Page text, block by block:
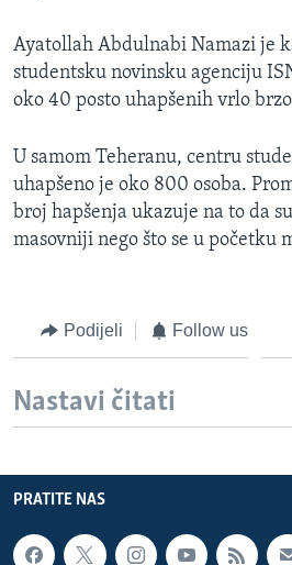
IZBJEGLIČKA STRANA
MAGAZIN
Learning English
PRATITE NAS
Jezici
Ayatollah Abdulnabi Namazi je
studentsku novinsku agenciju
oko 40 posto uhapšenih vrlo
U samom Teheranu, centru
uhapšeno je oko 800 osoba.
broj hapšenja ukazuje na to da
masovniji nego što se u početku
Podijeli Follow us
Nastavi čitati
PRATITE NAS